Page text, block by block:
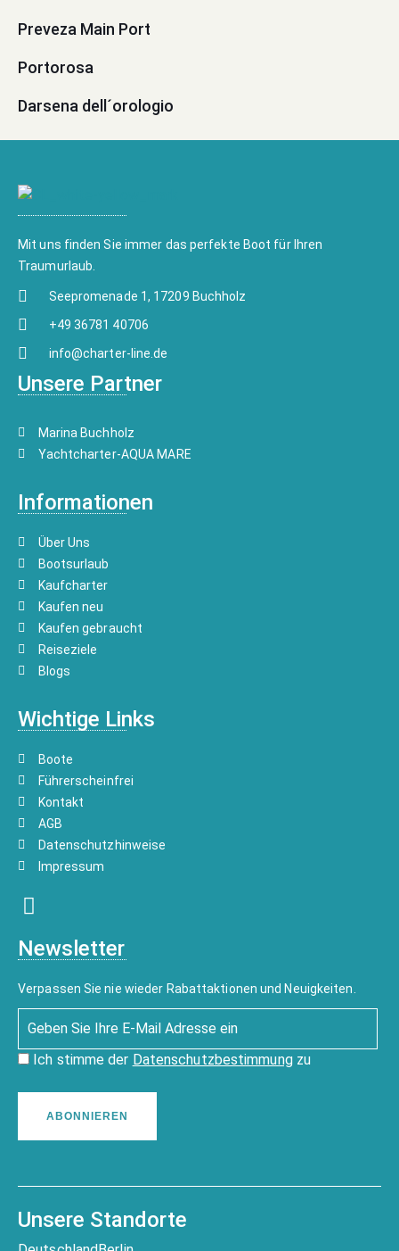
Preveza Main Port
Portorosa
Darsena dell´orologio
Mit uns finden Sie immer das perfekte Boot für Ihren
Traumurlaub.
Seepromenade 1, 17209 Buchholz
+49 36781 40706
info@charter-line.de
Unsere Partner
Marina Buchholz
Yachtcharter-AQUA MARE
Informationen
Über Uns
Bootsurlaub
Kaufcharter
Kaufen neu
Kaufen gebraucht
Reiseziele
Blogs
Wichtige Links
Boote
Führerscheinfrei
Kontakt
AGB
Datenschutzhinweise
Impressum
Newsletter
Verpassen Sie nie wieder Rabattaktionen und Neuigkeiten.
Ich stimme der Datenschutzbestimmungzu
ABONNIEREN
Unsere Standorte